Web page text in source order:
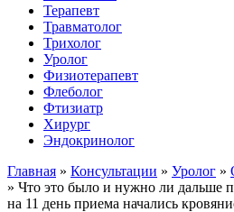
Терапевт
Травматолог
Трихолог
Уролог
Физиотерапевт
Флеболог
Фтизиатр
Хирург
Эндокринолог
Главная » Консультации » Уролог »
» Что это было и нужно ли дальше
на 11 день приема начались